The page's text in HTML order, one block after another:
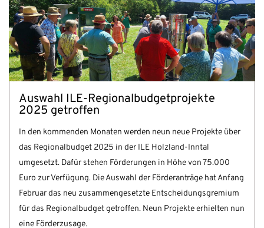
Auswahl ILE-Regionalbudgetprojekte
2025 getroffen
In den kommenden Monaten werden neun neue Projekte über
das Regionalbudget 2025 in der ILE Holzland-Inntal
umgesetzt. Dafür stehen Förderungen in Höhe von 75.000
Euro zur Verfügung. Die Auswahl der Förderanträge hat Anfang
Februar das neu zusammengesetzte Entscheidungsgremium
für das Regionalbudget getroffen. Neun Projekte erhielten nun
eine Förderzusage.